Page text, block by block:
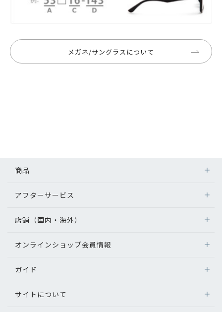
メガネ/サングラスについて
商品
アフターサービス
店舗（国内・海外）
オンラインショップ会員情報
ガイド
サイトについて